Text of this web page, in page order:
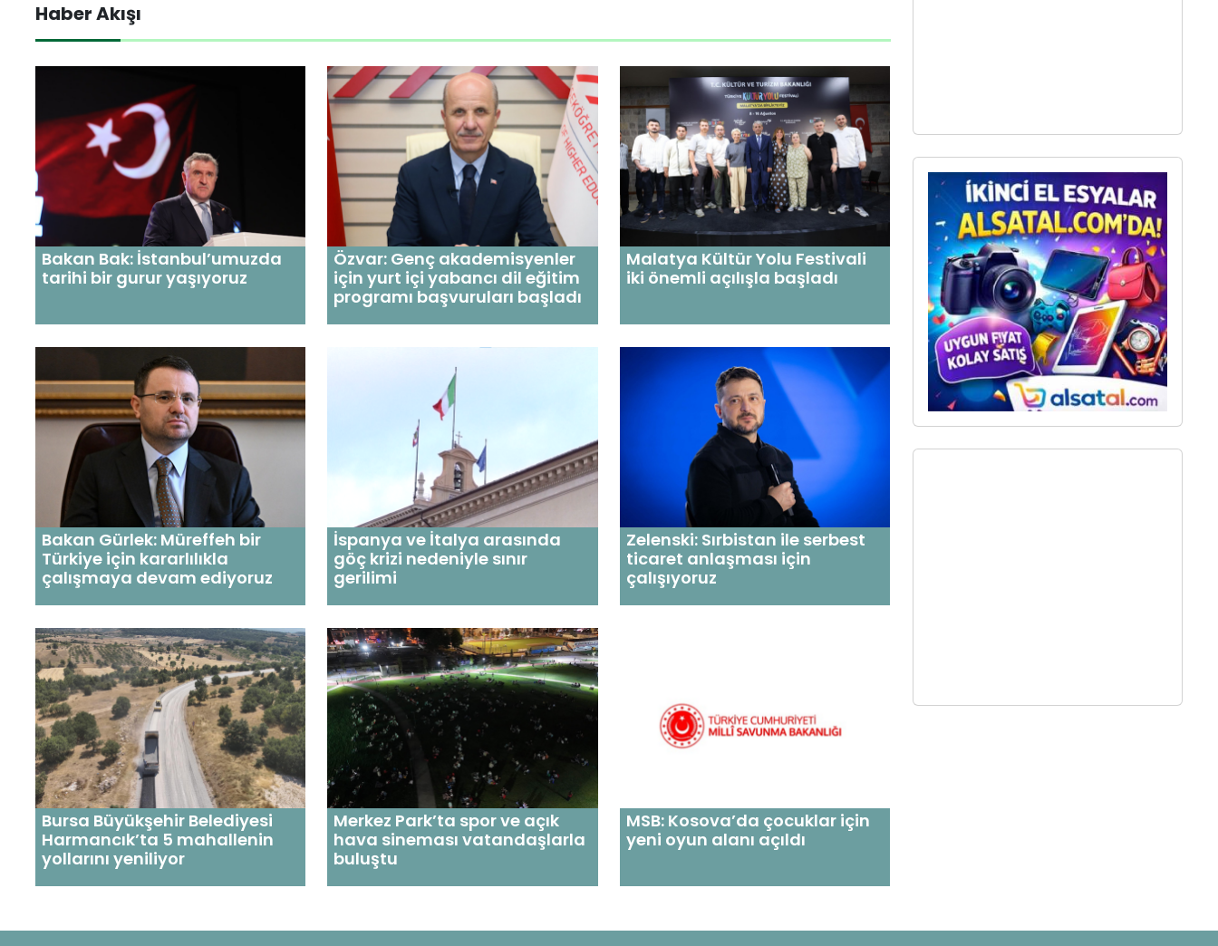
Haber Akışı
Bakan Bak: İstanbul’umuzda
tarihi bir gurur yaşıyoruz
Özvar: Genç akademisyenler
için yurt içi yabancı dil eğitim
programı başvuruları başladı
Malatya Kültür Yolu Festivali
iki önemli açılışla başladı
Bakan Gürlek: Müreffeh bir
Türkiye için kararlılıkla
çalışmaya devam ediyoruz
İspanya ve İtalya arasında
göç krizi nedeniyle sınır
gerilimi
Zelenski: Sırbistan ile serbest
ticaret anlaşması için
çalışıyoruz
Bursa Büyükşehir Belediyesi
Harmancık’ta 5 mahallenin
yollarını yeniliyor
Merkez Park’ta spor ve açık
hava sineması vatandaşlarla
buluştu
MSB: Kosova’da çocuklar için
yeni oyun alanı açıldı